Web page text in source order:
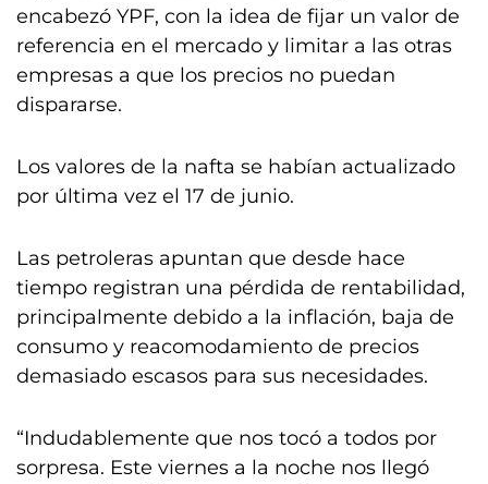
encabezó YPF, con la idea de fijar un valor de
referencia en el mercado y limitar a las otras
empresas a que los precios no puedan
dispararse.
Los valores de la nafta se habían actualizado
por última vez el 17 de junio.
Las petroleras apuntan que desde hace
tiempo registran una pérdida de rentabilidad,
principalmente debido a la inflación, baja de
consumo y reacomodamiento de precios
demasiado escasos para sus necesidades.
“Indudablemente que nos tocó a todos por
sorpresa. Este viernes a la noche nos llegó